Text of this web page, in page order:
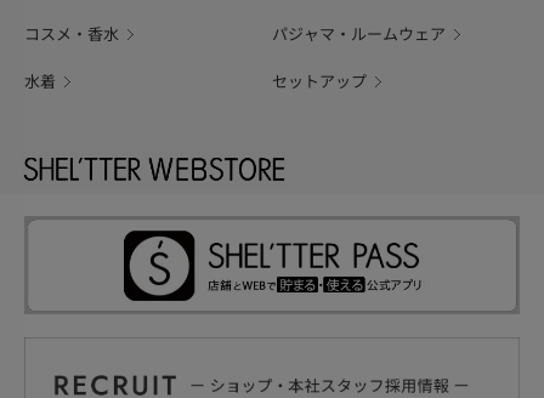
コスメ・香水 パジャマ・ルームウェア
水着 セットアップ